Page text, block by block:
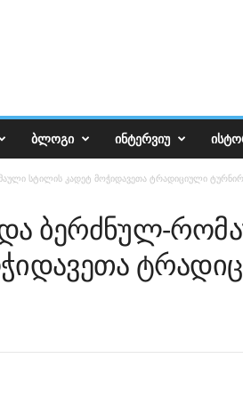
ᲑᲚᲝᲒᲘ ᲘᲜᲢᲔᲠᲕᲘᲣ
სტილის კადეტ მოჭიდავეთა ტრადიციული
ბერძნულ-